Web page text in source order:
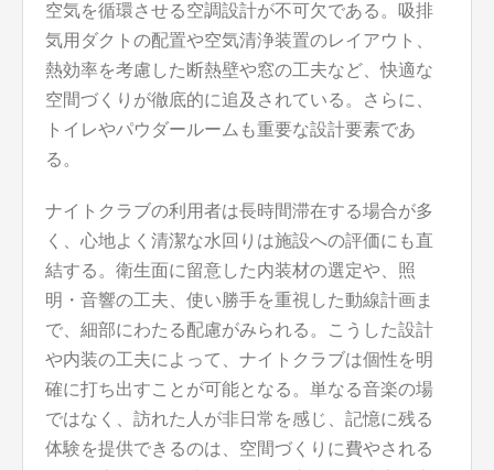
空気を循環させる空調設計が不可欠である。吸排
気用ダクトの配置や空気清浄装置のレイアウト、
熱効率を考慮した断熱壁や窓の工夫など、快適な
空間づくりが徹底的に追及されている。さらに、
トイレやパウダールームも重要な設計要素であ
る。
ナイトクラブの利用者は長時間滞在する場合が多
く、心地よく清潔な水回りは施設への評価にも直
結する。衛生面に留意した内装材の選定や、照
明・音響の工夫、使い勝手を重視した動線計画ま
で、細部にわたる配慮がみられる。こうした設計
や内装の工夫によって、ナイトクラブは個性を明
確に打ち出すことが可能となる。単なる音楽の場
ではなく、訪れた人が非日常を感じ、記憶に残る
体験を提供できるのは、空間づくりに費やされる